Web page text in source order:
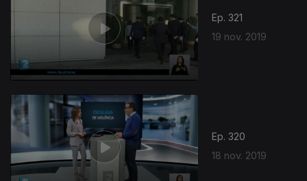
Ep. 321
19 nov. 2019
Ep. 320
18 nov. 2019